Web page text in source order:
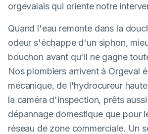
orgevalais qui oriente notre
Quand l'eau remonte dans la
odeur s'échappe d'un siphon,
bouchon avant qu'il ne gagne
Nos plombiers arrivent à Orgeval
mécanique, de l'hydrocureur
la caméra d'inspection, prêts
dépannage domestique que pour
réseau de zone commerciale. Un